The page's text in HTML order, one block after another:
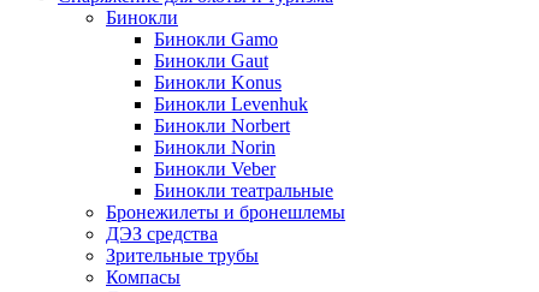
Бинокли
Бинокли Gamo
Бинокли Gaut
Бинокли Konus
Бинокли Levenhuk
Бинокли Norbert
Бинокли Norin
Бинокли Veber
Бинокли театральные
Бронежилеты и бронешлемы
ДЭЗ средства
Зрительные трубы
Компасы